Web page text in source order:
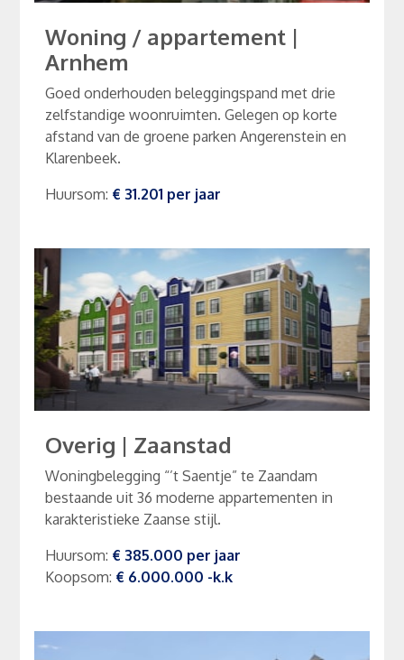
Woning / appartement |
Arnhem
Goed onderhouden beleggingspand met drie
zelfstandige woonruimten. Gelegen op korte
afstand van de groene parken Angerenstein en
Klarenbeek.
Huursom: € 31.201 per jaar
Overig | Zaanstad
Woningbelegging “’t Saentje” te Zaandam
bestaande uit 36 moderne appartementen in
karakteristieke Zaanse stijl.
Huursom: € 385.000 per jaar
Koopsom: € 6.000.000 -k.k